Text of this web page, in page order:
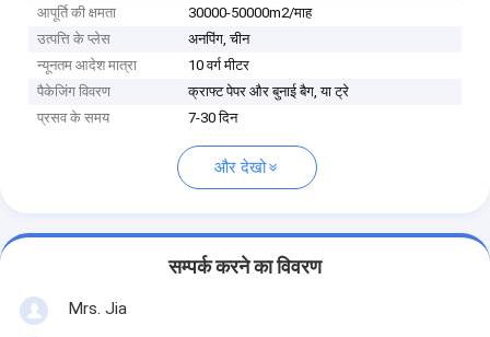
आपूर्ति की क्षमता
30000-50000m2/माह
उत्पत्ति के प्लेस
अनपिंग, चीन
न्यूनतम आदेश मात्रा
10 वर्ग मीटर
पैकेजिंग विवरण
क्राफ्ट पेपर और बुनाई बैग, या ट्रे
प्रसव के समय
7-30 दिन
और देखो
सम्पर्क करने का विवरण
Mrs. Jia